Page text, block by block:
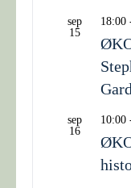
sep
15
18:00
sep
16
10:00